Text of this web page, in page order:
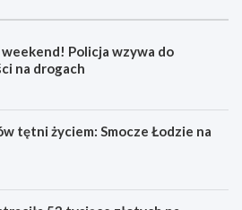
Policja wzywa do
na drogach
tętni życiem: Smocze Łodzie na